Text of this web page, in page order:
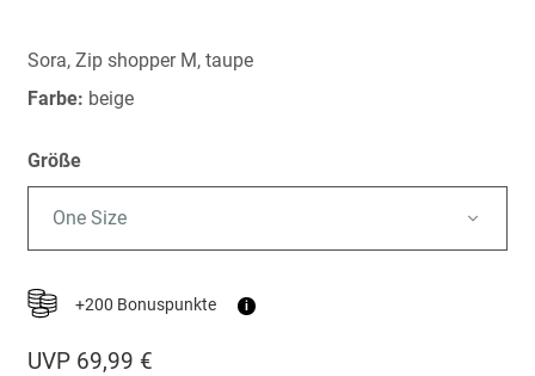
springen
Sora, Zip shopper M, taupe
Farbe: beige
Größe
One Size
+200 Bonuspunkte i
UVP 69,99 €